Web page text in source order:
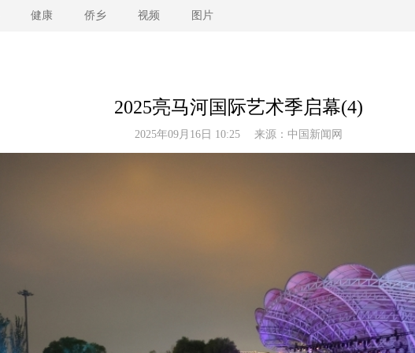
健康 侨乡 视频 图片
2025亮马河国际艺术季启幕(4)
2025年09月16日 10:25 来源： 中国新闻网